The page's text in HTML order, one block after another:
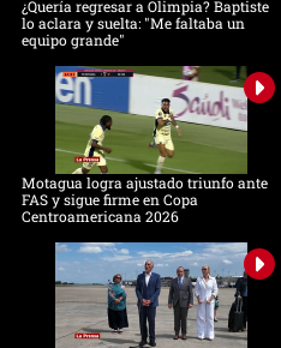
¿Quería regresar a Olimpia? Baptiste
lo aclara y suelta: "Me faltaba un
equipo grande"
Motagua logra ajustado triunfo ante
FAS y sigue firme en Copa
Centroamericana 2026